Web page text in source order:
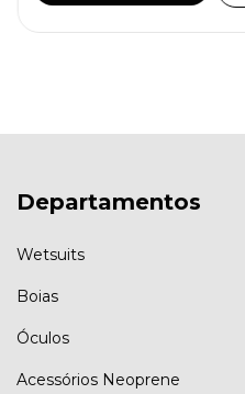
Departamentos
Wetsuits
Boias
Óculos
Acessórios Neoprene